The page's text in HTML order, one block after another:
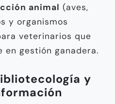
animal (aves,
y organismos
veterinarios que
en gestión ganadera.
y